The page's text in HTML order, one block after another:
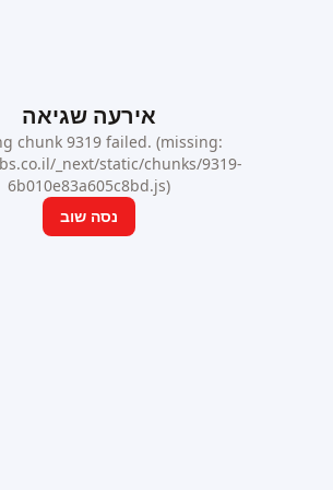
אירעה שגיאה
Loading chunk 9319 failed. (missing:
https://hbs.co.il/_next/static/chunks/9319-
6b010e83a605c8bd.js)